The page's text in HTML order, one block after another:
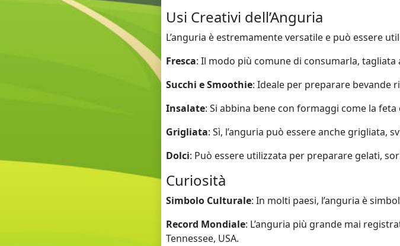
Usi Creativi dell’Anguria
L’anguria è estremamente versatile e può essere
Fresca: Il modo più comune di consumarla, tagliata
Succhi e Smoothie: Ideale per preparare bevande
Insalate: Si abbina bene con formaggi come la
Grigliata: Sì, l’anguria può essere anche grigliata,
Dolci: Può essere utilizzata per preparare gelati,
Curiosità
Simbolo Culturale: In molti paesi, l’anguria è
Record Mondiale: L’anguria più grande mai
Tennessee, USA.